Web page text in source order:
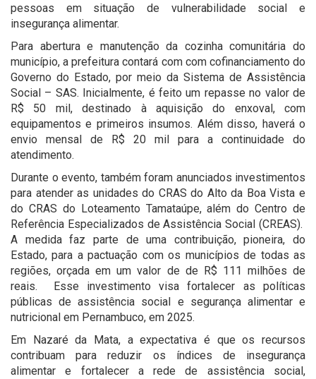
pessoas em situação de vulnerabilidade social e
insegurança alimentar.
Para abertura e manutenção da cozinha comunitária do
município, a prefeitura contará com com cofinanciamento do
Governo do Estado, por meio da Sistema de Assistência
Social – SAS. Inicialmente, é feito um repasse no valor de
R$ 50 mil, destinado à aquisição do enxoval, com
equipamentos e primeiros insumos. Além disso, haverá o
envio mensal de R$ 20 mil para a continuidade do
atendimento.
Durante o evento, também foram anunciados investimentos
para atender as unidades do CRAS do Alto da Boa Vista e
do CRAS do Loteamento Tamataúpe, além do Centro de
Referência Especializados de Assistência Social (CREAS).
A medida faz parte de uma contribuição, pioneira, do
Estado, para a pactuação com os municípios de todas as
regiões, orçada em um valor de de R$ 111 milhões de
reais. Esse investimento visa fortalecer as políticas
públicas de assistência social e segurança alimentar e
nutricional em Pernambuco, em 2025.
Em Nazaré da Mata, a expectativa é que os recursos
contribuam para reduzir os índices de insegurança
alimentar e fortalecer a rede de assistência social,